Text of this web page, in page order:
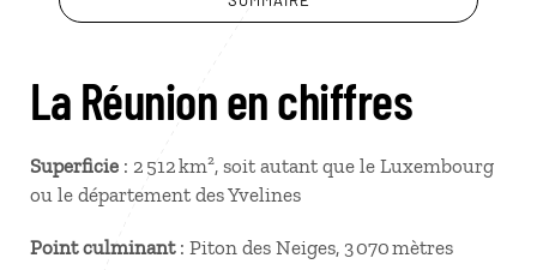
La Réunion en chiffres
Superficie : 2 512 km², soit autant que le Luxembourg
ou le département des Yvelines
Point culminant : Piton des Neiges, 3 070 mètres